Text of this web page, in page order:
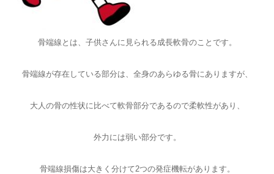
骨端線とは、子供さんに見られる成長軟骨のことです。
骨端線が存在している部分は、全身のあらゆる骨にありますが、
大人の骨の性状に比べて軟骨部分であるので柔軟性があり、
外力には弱い部分です。
骨端線損傷は大きく分けて2つの発症機転があります。